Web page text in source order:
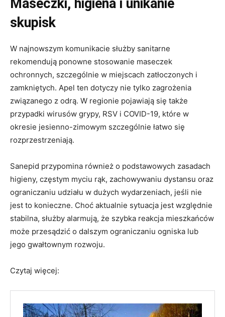
Maseczki, higiena i unikanie
skupisk
W najnowszym komunikacie służby sanitarne
rekomendują ponowne stosowanie maseczek
ochronnych, szczególnie w miejscach zatłoczonych i
zamkniętych. Apel ten dotyczy nie tylko zagrożenia
związanego z odrą. W regionie pojawiają się także
przypadki wirusów grypy, RSV i COVID-19, które w
okresie jesienno-zimowym szczególnie łatwo się
rozprzestrzeniają.
Sanepid przypomina również o podstawowych zasadach
higieny, częstym myciu rąk, zachowywaniu dystansu oraz
ograniczaniu udziału w dużych wydarzeniach, jeśli nie
jest to konieczne. Choć aktualnie sytuacja jest względnie
stabilna, służby alarmują, że szybka reakcja mieszkańców
może przesądzić o dalszym ograniczaniu ogniska lub
jego gwałtownym rozwoju.
Czytaj więcej: